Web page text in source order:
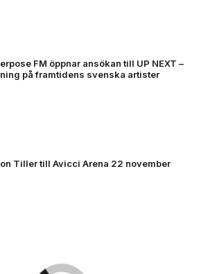
FM öppnar ansökan till UP NEXT –
på framtidens svenska artister
Tiller till Avicci Arena 22 november